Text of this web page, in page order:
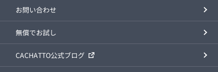
お問い合わせ
無償でお試し
CACHATTO公式ブログ